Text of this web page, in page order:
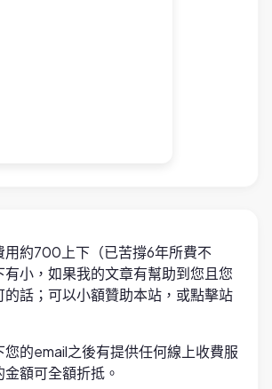
用約700上下（已苦撐6年所費不
小，如果我的文章有幫助到您且您
的話；可以小額贊助本站，或點擊站
的email之後有提供任何線上收費服
額可全額折抵。